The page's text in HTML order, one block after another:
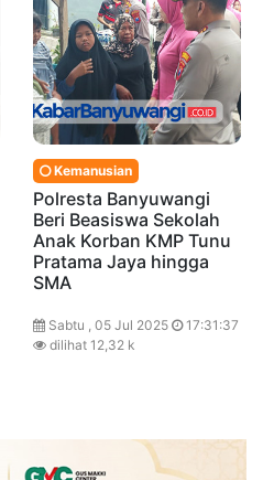
Kemanusian
Polresta Banyuwangi
Beri Beasiswa Sekolah
Anak Korban KMP Tunu
Pratama Jaya hingga
SMA
Sabtu , 05 Jul 2025
17:31:37
dilihat 12,32 k